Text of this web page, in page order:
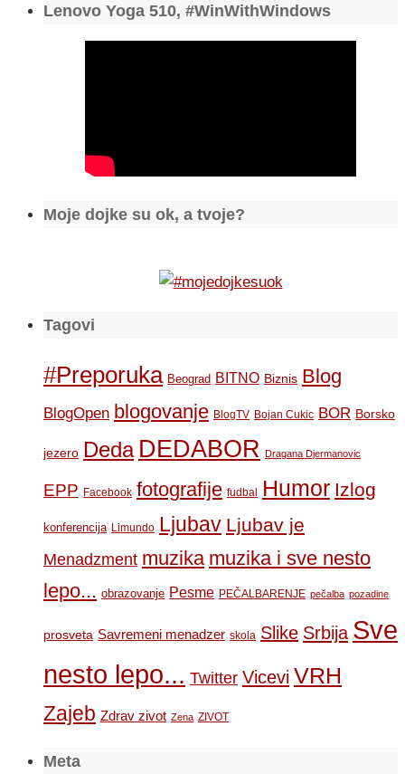
Lenovo Yoga 510, #WinWithWindows
Moje dojke su ok, a tvoje?
Tagovi
#Preporuka Beograd BITNO Biznis Blog
BlogOpen blogovanje BlogTV Bojan Cukic BOR Borsko
jezero Deda DEDABOR Dragana Djermanovic
EPP Facebook fotografije fudbal Humor Izlog
konferencija Limundo Ljubav Ljubav je
Menadzment muzika muzika i sve nesto
lepo... obrazovanje Pesme PEČALBARENJE pečalba pozadine
prosveta Savremeni menadzer skola Slike Srbija Sve
nesto lepo... Twitter Vicevi VRH
Zajeb Zdrav zivot Zena ZIVOT
Meta